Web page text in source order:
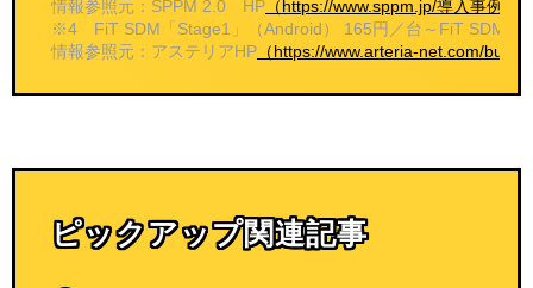
情報参照元：SPPM 2.0 HP （https://www.sppm.jp/導入事例・
※4 FiT SDM「Stage1」（Android） 165円／台～FiT SDM「
情報参照元：アステリアHP （https://www.arteria-net.com/
ピックアップ関連記事